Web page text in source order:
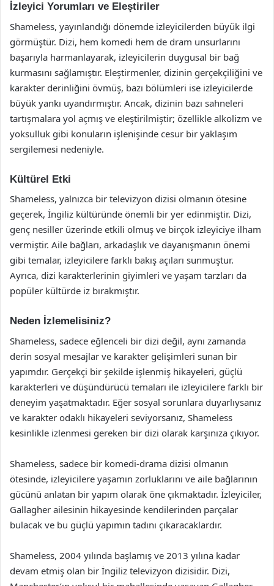
İzleyici Yorumları ve Eleştiriler
Shameless, yayınlandığı dönemde izleyicilerden büyük ilgi
görmüştür. Dizi, hem komedi hem de dram unsurlarını
başarıyla harmanlayarak, izleyicilerin duygusal bir bağ
kurmasını sağlamıştır. Eleştirmenler, dizinin gerçekçiliğini ve
karakter derinliğini övmüş, bazı bölümleri ise izleyicilerde
büyük yankı uyandırmıştır. Ancak, dizinin bazı sahneleri
tartışmalara yol açmış ve eleştirilmiştir; özellikle alkolizm ve
yoksulluk gibi konuların işlenişinde cesur bir yaklaşım
sergilemesi nedeniyle.
Kültürel Etki
Shameless, yalnızca bir televizyon dizisi olmanın ötesine
geçerek, İngiliz kültüründe önemli bir yer edinmiştir. Dizi,
genç nesiller üzerinde etkili olmuş ve birçok izleyiciye ilham
vermiştir. Aile bağları, arkadaşlık ve dayanışmanın önemi
gibi temalar, izleyicilere farklı bakış açıları sunmuştur.
Ayrıca, dizi karakterlerinin giyimleri ve yaşam tarzları da
popüler kültürde iz bırakmıştır.
Neden İzlemelisiniz?
Shameless, sadece eğlenceli bir dizi değil, aynı zamanda
derin sosyal mesajlar ve karakter gelişimleri sunan bir
yapımdır. Gerçekçi bir şekilde işlenmiş hikayeleri, güçlü
karakterleri ve düşündürücü temaları ile izleyicilere farklı bir
deneyim yaşatmaktadır. Eğer sosyal sorunlara duyarlıysanız
ve karakter odaklı hikayeleri seviyorsanız, Shameless
kesinlikle izlenmesi gereken bir dizi olarak karşınıza çıkıyor.
Shameless, sadece bir komedi-drama dizisi olmanın
ötesinde, izleyicilere yaşamın zorluklarını ve aile bağlarının
gücünü anlatan bir yapım olarak öne çıkmaktadır. İzleyiciler,
Gallagher ailesinin hikayesinde kendilerinden parçalar
bulacak ve bu güçlü yapımın tadını çıkaracaklardır.
Shameless, 2004 yılında başlamış ve 2013 yılına kadar
devam etmiş olan bir İngiliz televizyon dizisidir. Dizi,